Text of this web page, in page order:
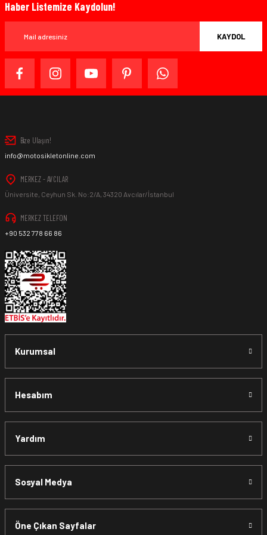
Haber Listemize Kaydolun!
KAYDOL
Bize Ulaşın!
info@motosikletonline.com
MERKEZ - AVCILAR
Üniversite, Ceyhun Sk. No:2/A, 34320 Avcılar/İstanbul
MERKEZ TELEFON
+90 532 778 66 86
Kurumsal
Hesabım
Yardım
Sosyal Medya
Öne Çıkan Sayfalar